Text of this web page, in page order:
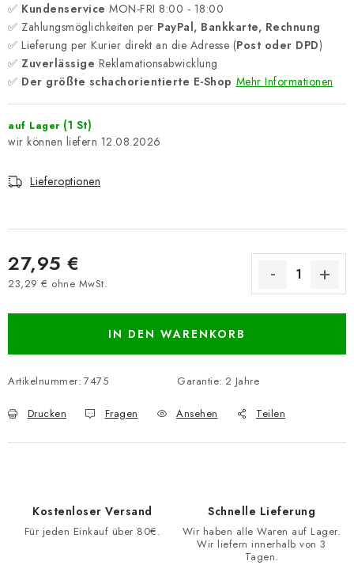
✅ Kundenservice MON-FRI 8:00 - 18:00
✅ Zahlungsmöglichkeiten per PayPal, Bankkarte, Rechnung
✅ Lieferung per Kurier direkt an die Adresse (Post oder DPD)
✅ Zuverlässige Reklamationsabwicklung
✅ Der größte schachorientierte E-Shop Mehr Informationen
auf Lager (1 St)
12.08.2026
Lieferoptionen
27,95 €
23,29 € ohne MwSt.
IN DEN WARENKORB
Artikelnummer: 7475 Garantie: 2 Jahre
Drucken Fragen Ansehen Teilen
Kostenloser Versand
Für jeden Einkauf über 80€.
Schnelle Lieferung
Wir haben alle Waren auf Lager.
Wir liefern innerhalb von 3
Tagen.